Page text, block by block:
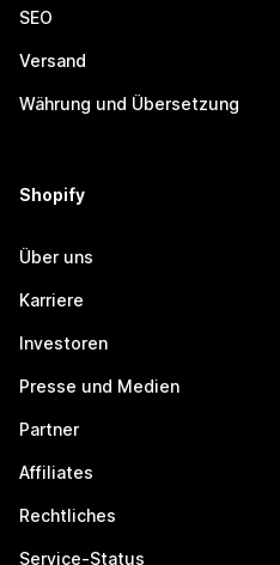
SEO
Versand
Währung und Übersetzung
Shopify
Über uns
Karriere
Investoren
Presse und Medien
Partner
Affiliates
Rechtliches
Service-Status